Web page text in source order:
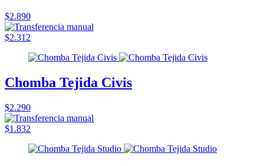
$2.890
$2.312
Chomba Tejida Civis
$2.290
$1.832